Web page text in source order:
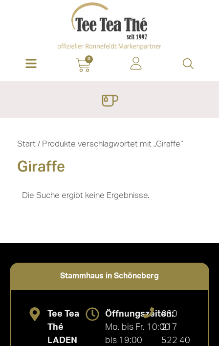
0
Start / Produkte verschlagwortet mit „Giraffe“
Giraffe
Die Suche ergibt keine Ergebnisse.
Stammhaus in Schöneberg
Tee Tea
Thé
LADEN
Öffnungszeiten:
Mo. bis Fr. 10:00
bis 19:00
030
217
522 40